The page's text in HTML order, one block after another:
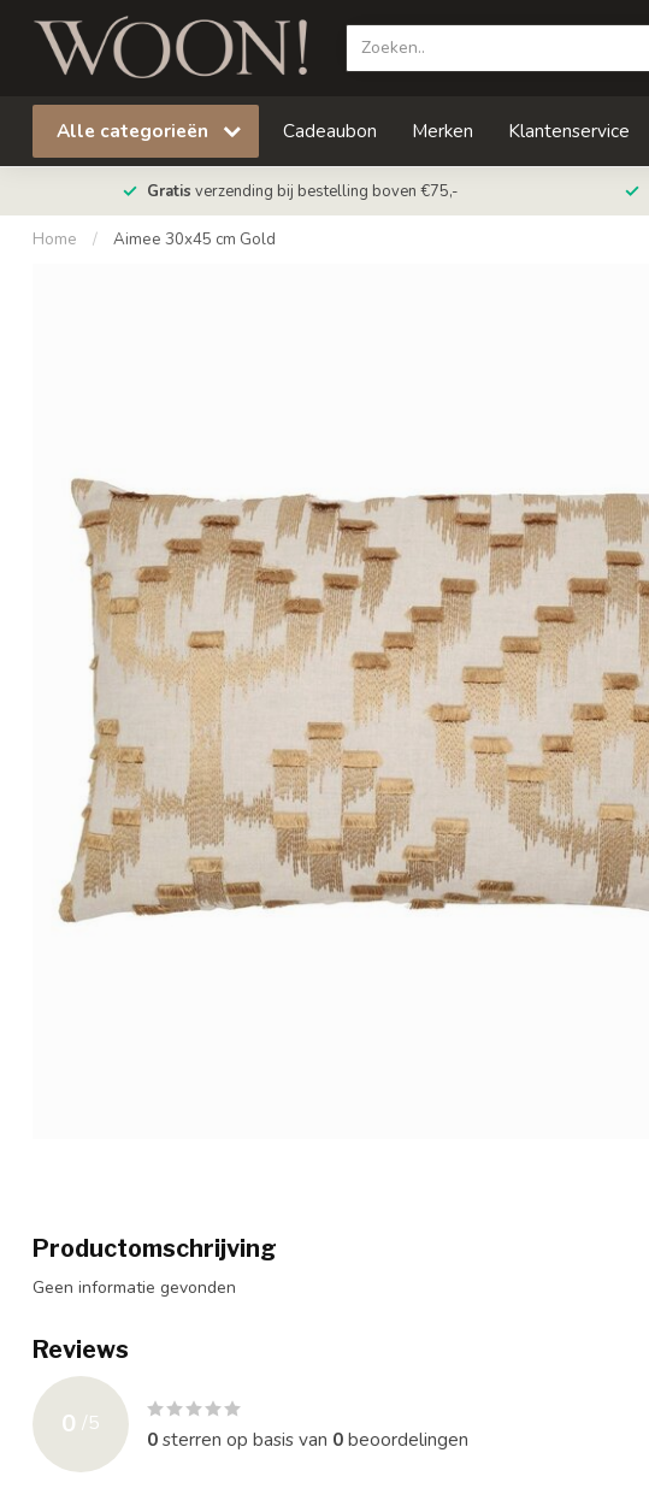
Alle categorieën Cadeaubon Merken Klantenservice
Gratis verzending bij bestelling boven €75,-
Home / Aimee 30x45 cm Gold
Productomschrijving
Geen informatie gevonden
Reviews
0 /5
0sterren op basis van 0beoordelingen